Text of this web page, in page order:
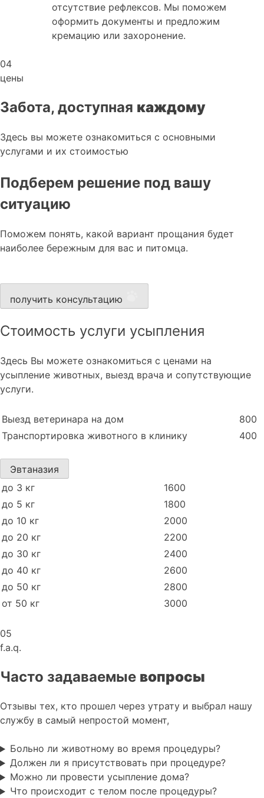
отсутствие рефлексов. Мы поможем
оформить документы и предложим
кремацию или захоронение.
04
цены
Забота, доступная каждому
Здесь вы можете ознакомиться с основными
услугами и их стоимостью
Подберем решение под вашу
ситуацию
Поможем понять, какой вариант прощания будет
наиболее бережным для вас и питомца.
получить консультацию
Стоимость услуги усыпления
Здесь Вы можете ознакомиться с ценами на
усыпление животных, выезд врача и сопутствующие
услуги.
Выезд ветеринара на дом
800
Транспортировка животного в клинику
400
Эвтаназия
до 3 кг
1600
до 5 кг
1800
до 10 кг
2000
до 20 кг
2200
до 30 кг
2400
до 40 кг
2600
до 50 кг
2800
от 50 кг
3000
05
f.a.q.
Часто задаваемые вопросы
Отзывы тех, кто прошел через утрату и выбрал нашу
службу в самый непростой момент,
Больно ли животному во время процедуры?
Должен ли я присутствовать при процедуре?
Можно ли провести усыпление дома?
Что происходит с телом после процедуры?